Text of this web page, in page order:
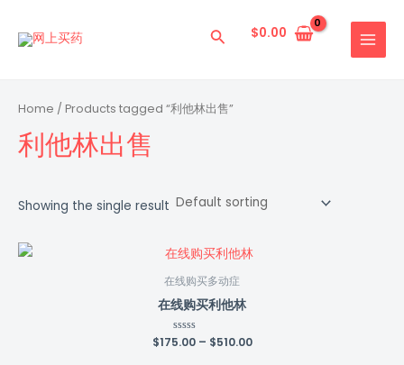
搜
$0.00
MENU
Home / Products tagged “利他林出售”
利他林出售
Showing the single result
在线购买多动症
在线购买利他林
Rated
$175.00– $510.00